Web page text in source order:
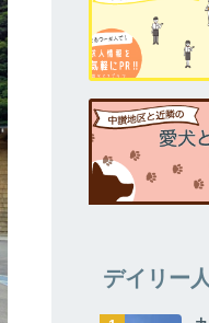
デイリー